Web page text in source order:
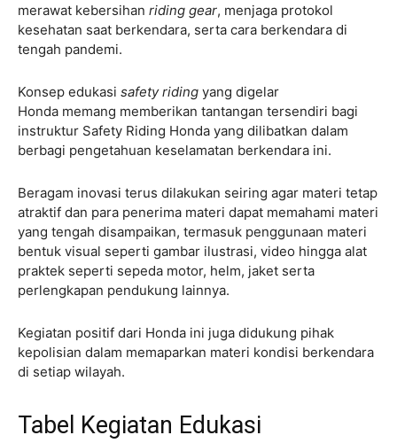
merawat kebersihan riding gear, menjaga protokol
kesehatan saat berkendara, serta cara berkendara di
tengah pandemi.
Konsep edukasi safety riding yang digelar
Honda memang memberikan tantangan tersendiri bagi
instruktur Safety Riding Honda yang dilibatkan dalam
berbagi pengetahuan keselamatan berkendara ini.
Beragam inovasi terus dilakukan seiring agar materi tetap
atraktif dan para penerima materi dapat memahami materi
yang tengah disampaikan, termasuk penggunaan materi
bentuk visual seperti gambar ilustrasi, video hingga alat
praktek seperti sepeda motor, helm, jaket serta
perlengkapan pendukung lainnya.
Kegiatan positif dari Honda ini juga didukung pihak
kepolisian dalam memaparkan materi kondisi berkendara
di setiap wilayah.
Tabel Kegiatan Edukasi